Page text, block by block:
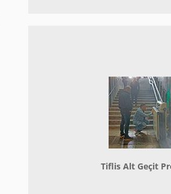
Tiflis Alt Geçit